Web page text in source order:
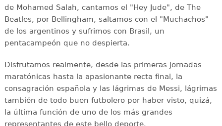
de Mohamed Salah, cantamos el "Hey Jude", de The
Beatles, por Bellingham, saltamos con el "Muchachos"
de los argentinos y sufrimos con Brasil, un
pentacampeón que no despierta.
Disfrutamos realmente, desde las primeras jornadas
maratónicas hasta la apasionante recta final, la
consagración española y las lágrimas de Messi, lágrimas
también de todo buen futbolero por haber visto, quizá,
la última función de uno de los más grandes
representantes de este bello deporte.